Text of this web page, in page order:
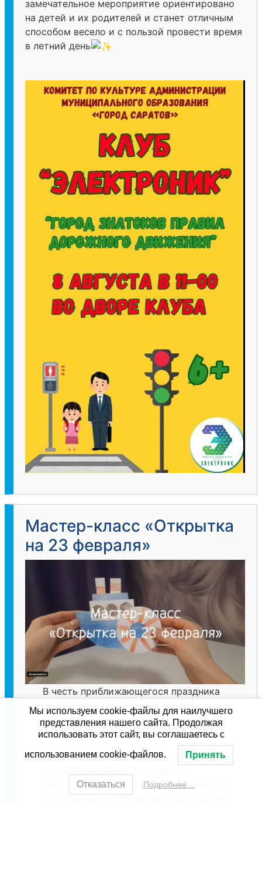
замечательное мероприятие ориентировано
на детей и их родителей и станет отличным
способом весело и с пользой провести время
в летний день
Мастер-класс «Открытка
на 23 февраля»
В честь приближающегося праздника
— Дня защитника Отечества, мы
приглашаем вас на увлекательный
мастер-класс по созданию открытки!
На нашем мастер-классе вы сможете
уникальные открытки, но и зарядиться
Мы используем cookie-файлы для наилучшего
представления нашего сайта. Продолжая
использовать этот сайт, вы соглашаетесь с
использованием cookie-файлов. Принять
Отказаться Подробнее…